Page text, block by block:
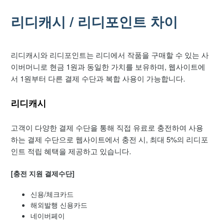
리디캐시 / 리디포인트 유효기간
리디캐시 / 리디포인트 차이
매월 1일 리디캐시 자동충전 결제 반영 지연 및 실패
안드로이드 앱 내 캐시 충전 방법
리디캐시 자동충전 카드 / 금액 변경
iOS 앱 내 캐시 충전 방법
리디캐시 충전 기능별 리디 포인트 적립률
리디캐시 / 리디포인트 차이
리디캐시와 리디포인트는 리디에서 작품을 구매할 수 있는 사
이버머니로 현금 1원과 동일한 가치를 보유하며, 웹사이트에
서 1원부터 다른 결제 수단과 복합 사용이 가능합니다.
리디캐시
고객이 다양한 결제 수단을 통해 직접 유료로 충전하여 사용
하는 결제 수단으로 웹사이트에서 충전 시, 최대 5%의 리디포
인트 적립 혜택을 제공하고 있습니다.
[충전 지원 결제수단]
신용/체크카드
해외발행 신용카드
네이버페이